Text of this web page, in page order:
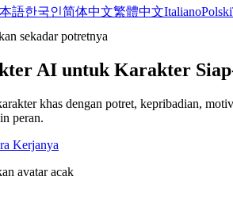
語한국인简体中文繁體中文ItalianoPolski
sekadar potretnya
AI untuk Karakter
khas dengan potret, kepribadian,
peran.
Kerjanya
avatar acak